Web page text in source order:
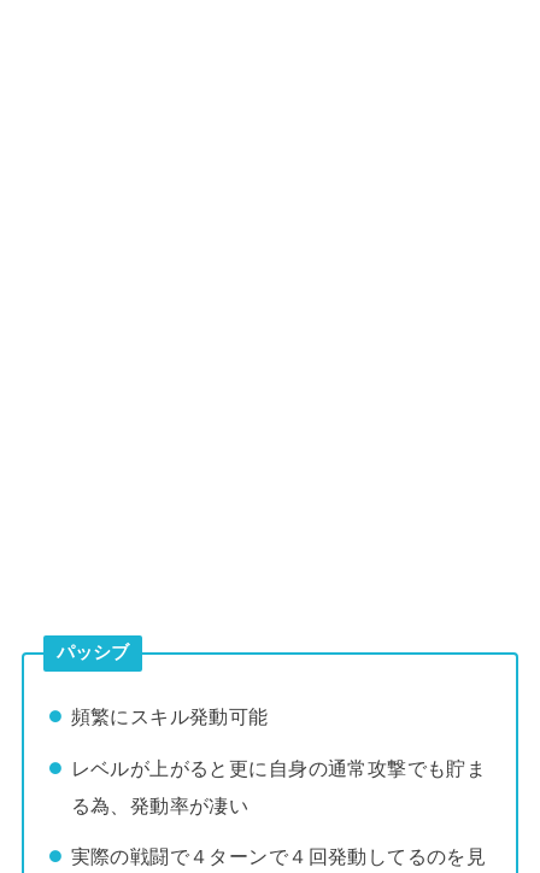
パッシブ
頻繁にスキル発動可能
レベルが上がると更に自身の通常攻撃でも貯ま
る為、発動率が凄い
実際の戦闘で４ターンで４回発動してるのを見